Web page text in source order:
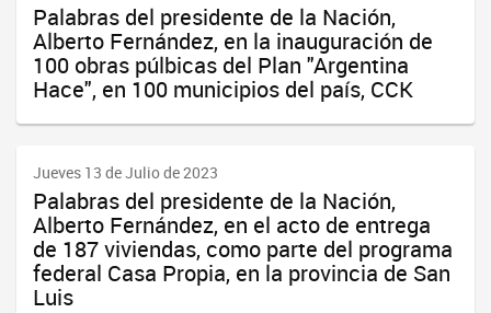
Palabras del presidente de la Nación,
Alberto Fernández, en la inauguración de
100 obras púlbicas del Plan "Argentina
Hace", en 100 municipios del país, CCK
Jueves 13 de Julio de 2023
Palabras del presidente de la Nación,
Alberto Fernández, en el acto de entrega
de 187 viviendas, como parte del programa
federal Casa Propia, en la provincia de San
Luis